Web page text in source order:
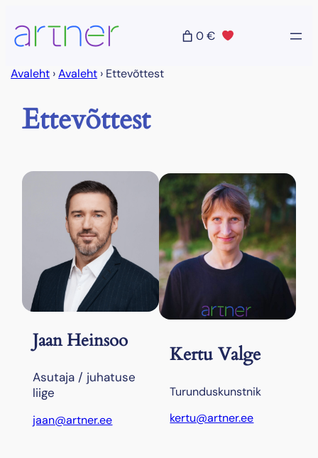
0 €
Avaleht ›Avaleht › Ettevõttest
Ettevõttest
Jaan Heinsoo
Asutaja / juhatuse
liige
jaan@artner.ee
Kertu Valge
Turunduskunstnik
kertu@artner.ee